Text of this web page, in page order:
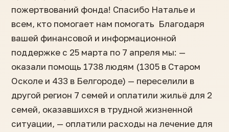
пожертвований фонда! Спасибо Наталье и
всем, кто помогает нам помогать Благодаря
вашей финансовой и информационной
поддержке с 25 марта по 7 апреля мы: —
оказали помощь 1738 людям (1305 в Старом
Осколе и 433 в Белгороде) — переселили в
другой регион 7 семей и оплатили жильё для 2
семей, оказавшихся в трудной жизненной
ситуации, — оплатили расходы на лечение для